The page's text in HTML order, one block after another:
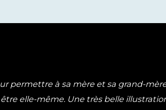
permettre à sa mère et sa grand-
elle-même. Une très belle